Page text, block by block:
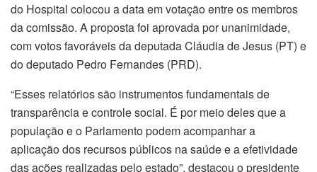
do Hospital colocou a data em votação entre os membros
da comissão. A proposta foi aprovada por unanimidade,
com votos favoráveis da deputada Cláudia de Jesus (PT) e
do deputado Pedro Fernandes (PRD).
“Esses relatórios são instrumentos fundamentais de
transparência e controle social. É por meio deles que a
população e o Parlamento podem acompanhar a
aplicação dos recursos públicos na saúde e a efetividade
das ações realizadas pelo estado”, destacou o presidente